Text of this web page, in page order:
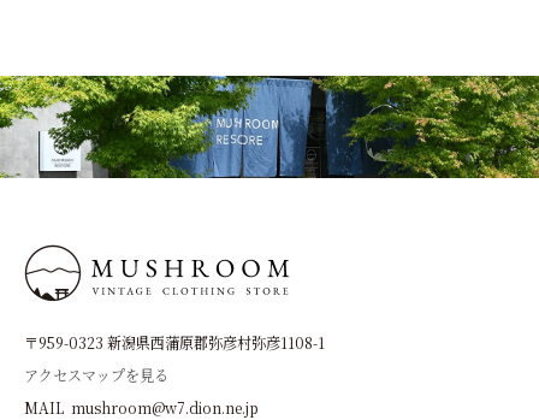
〒959-0323 新潟県西蒲原郡弥彦村弥彦1108-1
アクセスマップを見る
MAIL mushroom@w7.dion.ne.jp